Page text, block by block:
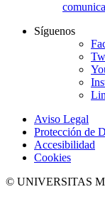
Síguenos
Aviso Legal
Protección de
Accesibilidad
Cookies
© UNIVERSITAS